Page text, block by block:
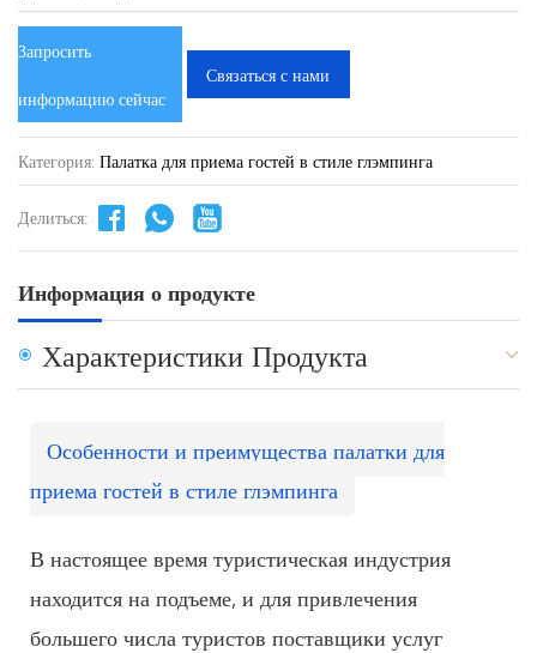
Запросить
информацию сейчас
Связаться с нами
Категория: Палатка для приема гостей в стиле глэмпинга
Делиться:
Информация о продукте
Характеристики Продукта
Особенности и преимущества палатки для
приема гостей в стиле глэмпинга
В настоящее время туристическая индустрия
находится на подъеме, и для привлечения
большего числа туристов поставщики услуг